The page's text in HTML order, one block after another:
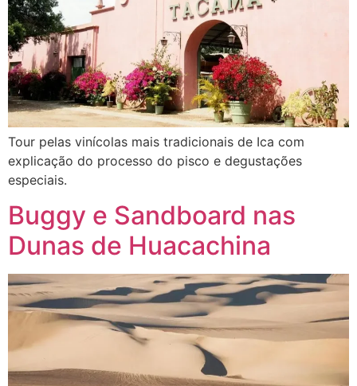
Tour pelas vinícolas mais tradicionais de Ica com
explicação do processo do pisco e degustações
especiais.
Buggy e Sandboard nas
Dunas de Huacachina